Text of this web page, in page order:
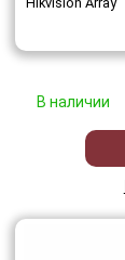
В наличии